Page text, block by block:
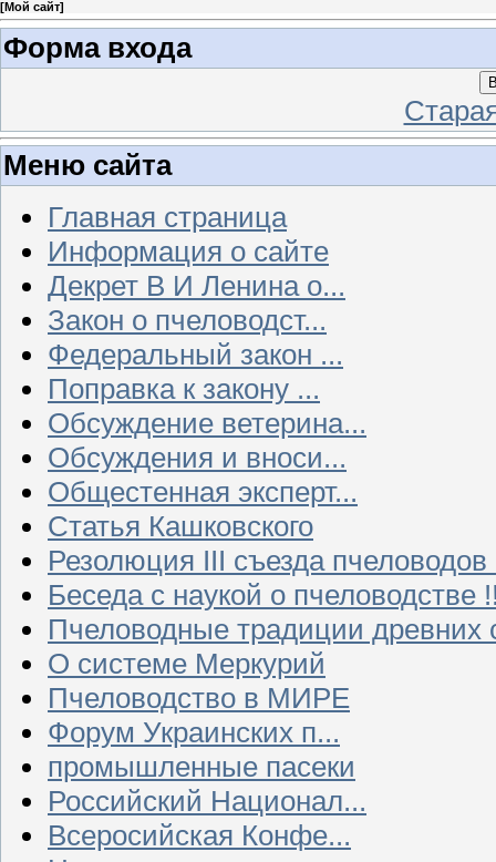
[Мой сайт]
Форма входа
Меню сайта
Главная страница
Информация о сайте
Декрет В И Ленина о...
Закон о пчеловодст...
Федеральный закон ...
Поправка к закону ...
Обсуждение ветерина...
Обсуждения и вноси...
Общестенная эксперт...
Статья Кашковского
Резолюция III съезда
Беседа с наукой о пчеловодстве
Пчеловодные традиции древних
О системе Меркурий
Пчеловодство в МИРЕ
Форум Украинских п...
промышленные пасеки
Российский Национал...
Всеросийская Конфе...